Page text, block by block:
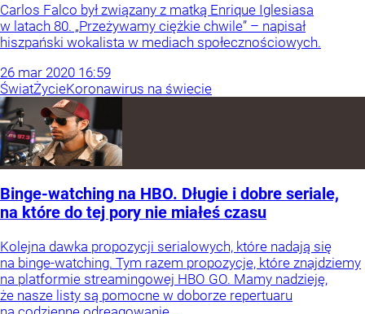
Carlos Falco był związany z matką Enrique Iglesiasa
w latach 80. „Przeżywamy ciężkie chwile” – napisał
hiszpański wokalista w mediach społecznościowych.
26 mar 2020 16:59
ŚwiatŻycieKoronawirus na świecie
Binge-watching na HBO. Długie i dobre seriale,
na które do tej pory nie miałeś czasu
Kolejna dawka propozycji serialowych, które nadają się
na binge-watching. Tym razem propozycje, które znajdziemy
na platformie streamingowej HBO GO. Mamy nadzieję,
że nasze listy są pomocne w doborze repertuaru